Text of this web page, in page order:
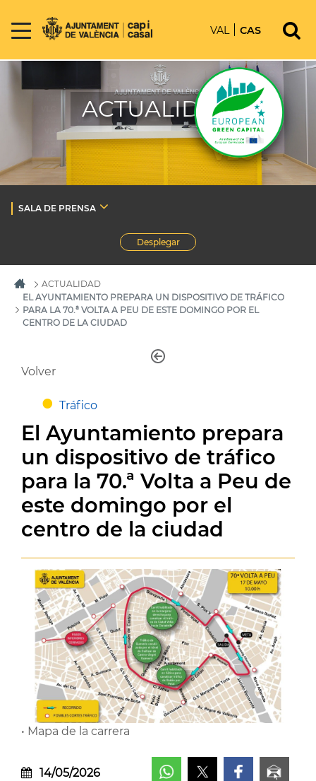
VAL CAS
ACTUALIDAD
SALA DE PRENSA
Desplegar
ACTUALIDAD
EL AYUNTAMIENTO PREPARA UN DISPOSITIVO DE TRÁFICO
PARA LA 70.ª VOLTA A PEU DE ESTE DOMINGO POR EL
CENTRO DE LA CIUDAD
Volver
Tráfico
El Ayuntamiento prepara
un dispositivo de tráfico
para la 70.ª Volta a Peu de
este domingo por el
centro de la ciudad
• Mapa de la carrera
14/05/2026